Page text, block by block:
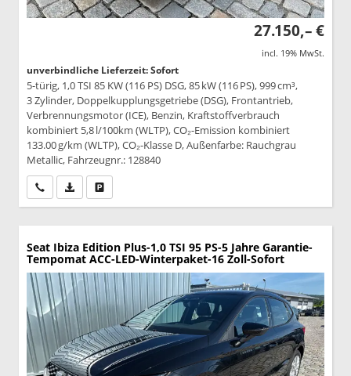
27.150,– €
incl. 19% MwSt.
unverbindliche Lieferzeit: Sofort
5-türig, 1,0 TSI 85 KW (116 PS) DSG, 85 kW (116 PS), 999 cm³,
3 Zylinder, Doppelkupplungsgetriebe (DSG), Frontantrieb,
Verbrennungsmotor (ICE), Benzin, Kraftstoffverbrauch
kombiniert 5,8 l/100km (WLTP), CO₂-Emission kombiniert
133.00 g/km (WLTP), CO₂-Klasse D, Außenfarbe: Rauchgrau
Metallic, Fahrzeugnr.: 128840
Wir rufen Sie anPDF-Datei, Fahrzeugexposé drucken
Seat Ibiza Edition Plus-1,0 TSI 95 PS-5 Jahre Garantie-
Tempomat ACC-LED-Winterpaket-16 Zoll-Sofort